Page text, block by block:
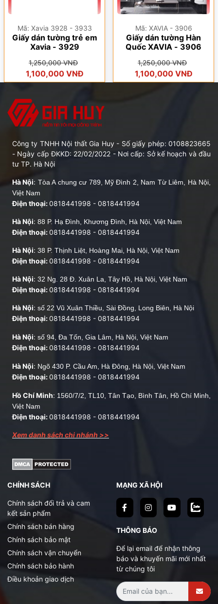
Mã: Xavia 3928 - 3933
Giấy dán tường trẻ em
Xavia - 3929
1,250,000 VNĐ
1,100,000 VNĐ
Mã: XAVIA - 3906
Giấy dán tường Hàn
Quốc XAVIA - 3906
1,250,000 VNĐ
1,100,000 VNĐ
Công ty TNHH Nội thất Gia Huy - Số giấy phép: 0108823665
- Ngày cấp ĐKKD: 22/02/2022 - Nơi cấp: Sở kế hoạch và đầu
tư TP. Hà Nội
Hà Nội: Tòa A chung cư 789, Mỹ Đình 2, Nam Từ Liêm, Hà Nội,
Việt Nam
Điện thoại:0818441998 - 0818441994
Hà Nội: 88 P. Hạ Đình, Khương Đình, Hà Nội, Việt Nam
Điện thoại:0818441998 - 0818441994
Hà Nội: 38 P. Thịnh Liệt, Hoàng Mai, Hà Nội, Việt Nam
Điện thoại:0818441998 - 0818441994
Hà Nội: 32 Ng. 28 Đ. Xuân La, Tây Hồ, Hà Nội, Việt Nam
Điện thoại:0818441998 - 0818441994
Hà Nội: số 22 Vũ Xuân Thiều, Sài Đồng, Long Biên, Hà Nội
Điện thoại:0818441998 - 0818441994
Hà Nội: số 94, Đa Tốn, Gia Lâm, Hà Nội, Việt Nam
Điện thoại:0818441998 - 0818441994
Hà Nội: Ngõ 430 P. Cầu Am, Hà Đông, Hà Nội, Việt Nam
Điện thoại:0818441998 - 0818441994
Hồ Chí Minh: 1560/7/2, TL10, Tân Tạo, Bình Tân, Hồ Chí Minh,
Việt Nam
Điện thoại:0818441998 - 0818441994
Xem danh sách chi nhánh >>
CHÍNH SÁCH
Chính sách đổi trả và cam
kết sản phẩm
Chính sách bán hàng
Chính sách bảo mật
Chính sách vận chuyển
Chính sách bảo hành
Điều khoản giao dịch
MẠNG XÃ HỘI
THÔNG BÁO
Để lại email để nhận thông
báo và khuyến mãi mới nhất
từ chúng tôi